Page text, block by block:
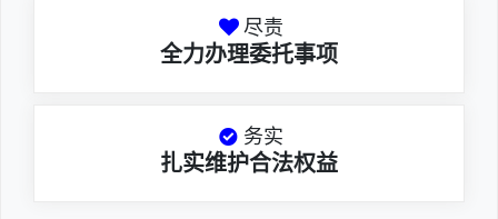
尽责
全力办理委托事项
务实
扎实维护合法权益